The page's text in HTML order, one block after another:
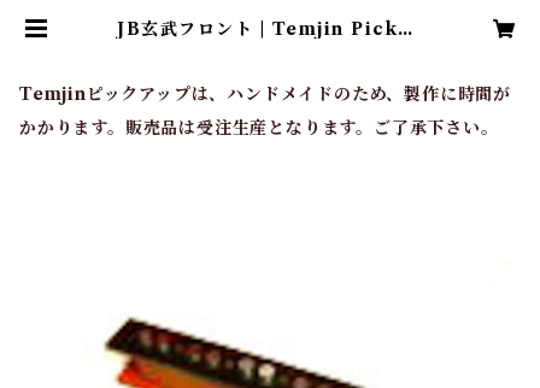
JB玄武フロント | Temjin Pickup
Temjinピックアップは、ハンドメイドのため、製作に時間が
かかります。販売品は受注生産となります。ご了承下さい。